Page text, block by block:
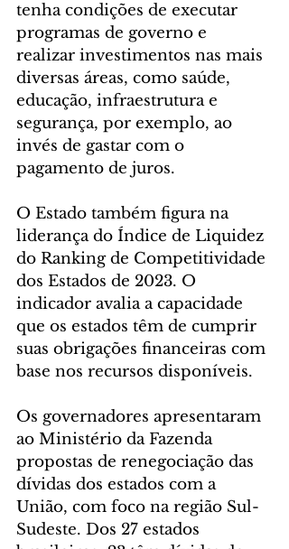
tenha condições de executar
programas de governo e
realizar investimentos nas mais
diversas áreas, como saúde,
educação, infraestrutura e
segurança, por exemplo, ao
invés de gastar com o
pagamento de juros.
O Estado também figura na
liderança do Índice de Liquidez
do Ranking de Competitividade
dos Estados de 2023. O
indicador avalia a capacidade
que os estados têm de cumprir
suas obrigações financeiras com
base nos recursos disponíveis.
Os governadores apresentaram
ao Ministério da Fazenda
propostas de renegociação das
dívidas dos estados com a
União, com foco na região Sul-
Sudeste. Dos 27 estados